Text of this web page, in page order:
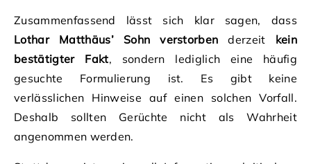
Zusammenfassend lässt sich klar sagen, dass
Lothar Matthäus’ Sohn verstorben derzeit kein
bestätigter Fakt, sondern lediglich eine häufig
gesuchte Formulierung ist. Es gibt keine
verlässlichen Hinweise auf einen solchen Vorfall.
Deshalb sollten Gerüchte nicht als Wahrheit
angenommen werden.